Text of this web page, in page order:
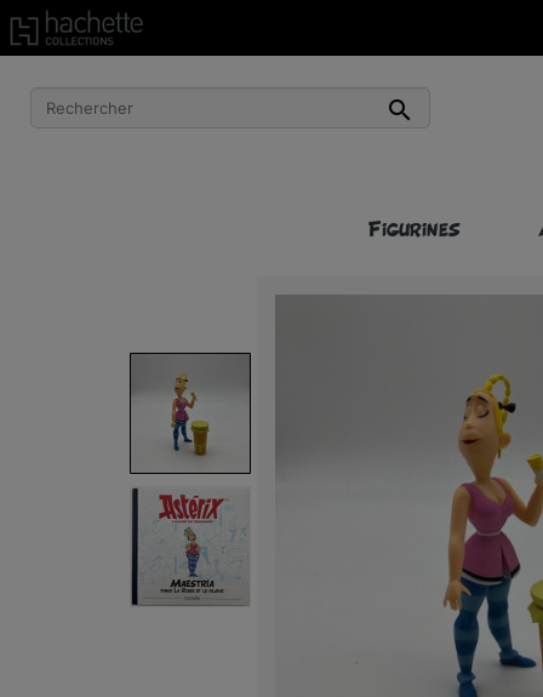
Livraison gratuite à partir de 50€ d’achat !*

Figurines